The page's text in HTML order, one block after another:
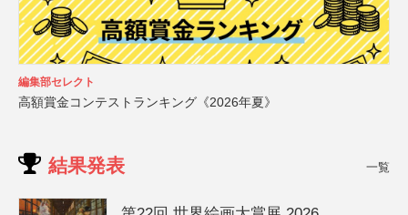
編集部セレクト
高額賞金コンテストランキング《2026年夏》
結果発表 一覧